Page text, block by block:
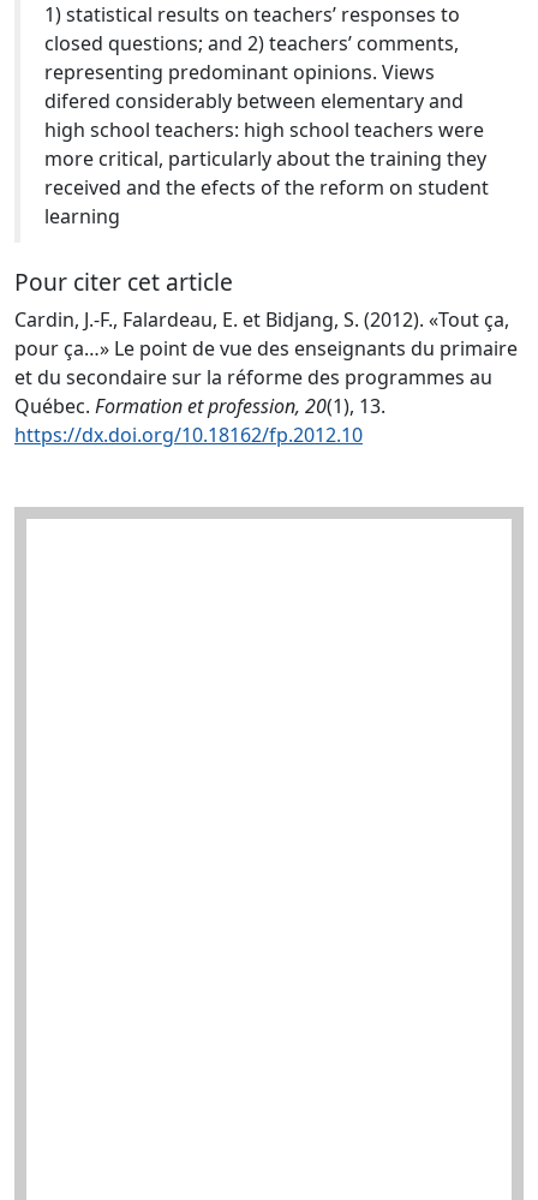
1) statistical results on teachers’ responses to
closed questions; and 2) teachers’ comments,
representing predominant opinions. Views
difered considerably between elementary and
high school teachers: high school teachers were
more critical, particularly about the training they
received and the efects of the reform on student
learning
Pour citer cet article
Cardin, J.-F., Falardeau, E. et Bidjang, S. (2012). «Tout ça,
pour ça…» Le point de vue des enseignants du primaire
et du secondaire sur la réforme des programmes au
Québec. Formation et profession, 20(1), 13.
https://dx.doi.org/10.18162/fp.2012.10